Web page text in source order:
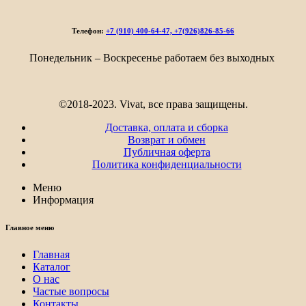
314₽
Телефон: +7 (910) 400-64-47, +7(926)826-85-66
Понедельник – Воскресенье работаем без выходных
©2018-2023. Vivat, все права защищены.
Доставка, оплата и сборка
Возврат и обмен
Публичная оферта
Политика конфиденциальности
Меню
Информация
Главное меню
Главная
Каталог
О нас
Частые вопросы
Контакты